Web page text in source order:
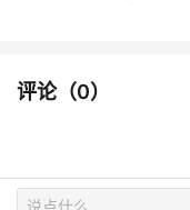
评论（0）